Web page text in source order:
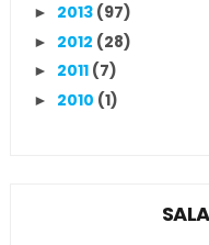
► 2013 (97)
► 2012 (28)
► 2011 (7)
► 2010 (1)